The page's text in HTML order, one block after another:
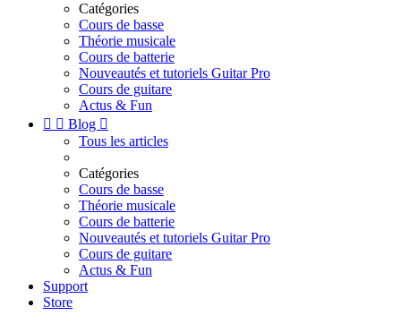
Catégories
Cours de basse
Théorie musicale
Cours de batterie
Nouveautés et tutoriels Guitar Pro
Cours de guitare
Actus & Fun
  Blog 
Tous les articles
Catégories
Cours de basse
Théorie musicale
Cours de batterie
Nouveautés et tutoriels Guitar Pro
Cours de guitare
Actus & Fun
Support
Store